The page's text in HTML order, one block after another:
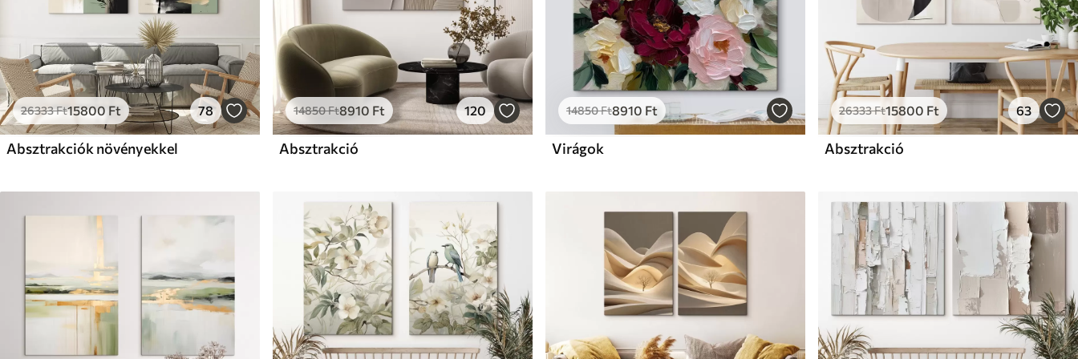
26333Ft15800 Ft 78
Absztrakciók növényekkel
14850Ft8910 Ft 120
Absztrakció
14850Ft8910 Ft
Virágok
26333Ft15800 Ft 63
Absztrakció